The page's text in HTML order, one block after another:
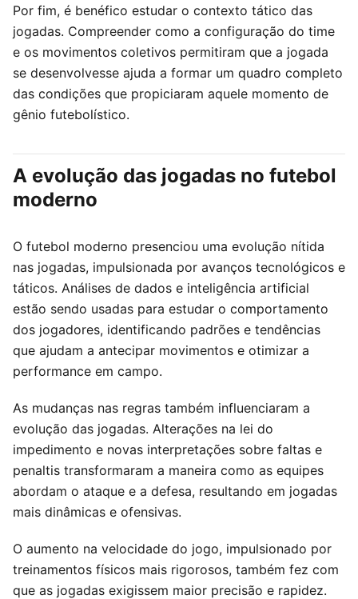
Por fim, é benéfico estudar o contexto tático das
jogadas. Compreender como a configuração do time
e os movimentos coletivos permitiram que a jogada
se desenvolvesse ajuda a formar um quadro completo
das condições que propiciaram aquele momento de
gênio futebolístico.
A evolução das jogadas no futebol
moderno
O futebol moderno presenciou uma evolução nítida
nas jogadas, impulsionada por avanços tecnológicos e
táticos. Análises de dados e inteligência artificial
estão sendo usadas para estudar o comportamento
dos jogadores, identificando padrões e tendências
que ajudam a antecipar movimentos e otimizar a
performance em campo.
As mudanças nas regras também influenciaram a
evolução das jogadas. Alterações na lei do
impedimento e novas interpretações sobre faltas e
penaltis transformaram a maneira como as equipes
abordam o ataque e a defesa, resultando em jogadas
mais dinâmicas e ofensivas.
O aumento na velocidade do jogo, impulsionado por
treinamentos físicos mais rigorosos, também fez com
que as jogadas exigissem maior precisão e rapidez.